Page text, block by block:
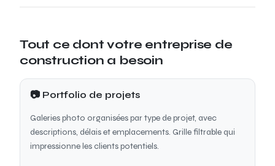
Tout ce dont votre entreprise de
construction a besoin
📷 Portfolio de projets
Galeries photo organisées par type de projet, avec
descriptions, délais et emplacements. Grille filtrable qui
impressionne les clients potentiels.